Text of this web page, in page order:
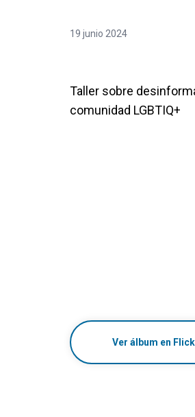
19 junio 2024
Taller sobre
comunidad LGBTIQ+
Ver álbum en